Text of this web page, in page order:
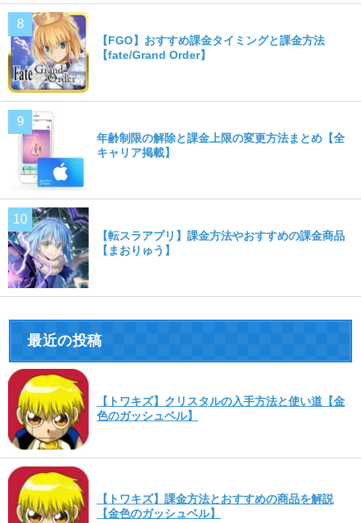
【FGO】おすすめ課金タイミングと課金方法
【fate/Grand Order】
年齢制限の解除と課金上限の変更方法まとめ【全
キャリア掲載】
【転スラアプリ】課金方法やおすすめの課金商品
【まおりゅう】
最近の投稿
【トワキズ】クリスタルの入手方法と使い道【金
色のガッシュベル】
【トワキズ】課金方法とおすすめの商品を解説
【金色のガッシュベル】